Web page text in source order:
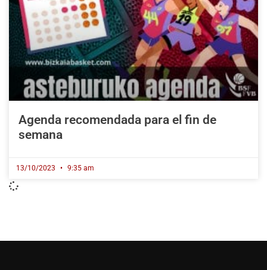
Agenda recomendada para el fin de
semana
13/10/2023 9:35 am